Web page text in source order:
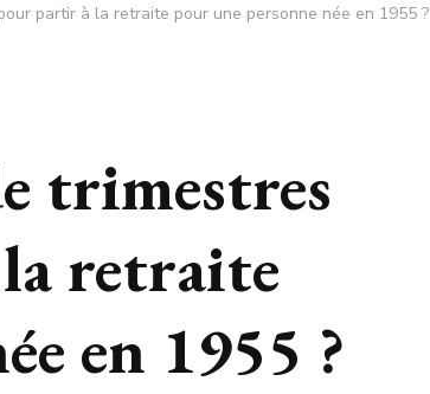
partir à la retraite pour une personne née en 1955 ?
trimestres
retraite
en 1955 ?